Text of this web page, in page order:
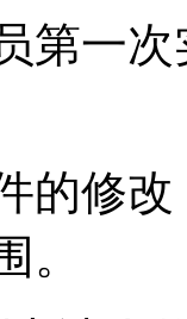
第一次
的修
。